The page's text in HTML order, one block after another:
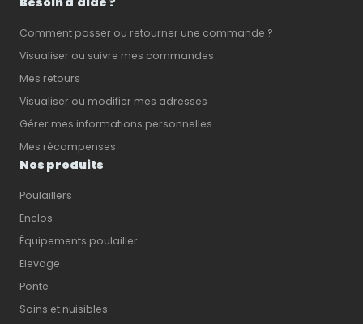
Comment passer ou retourner une commande ?
Visualiser ou suivre mes commandes
Mes retours
Visualiser ou modifier mes adresses
Gérer mes informations personnelles
Mes récompenses
Nos produits
Poulaillers
Enclos
Équipements poulailler
Elevage
Ponte
Soins et nuisibles